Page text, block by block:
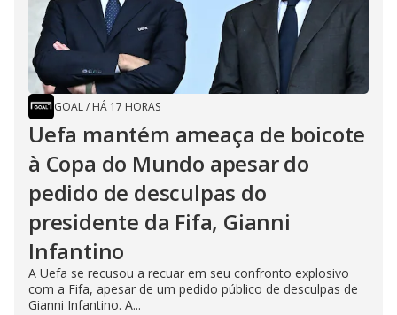
GOAL/ HÁ 17 HORAS
Uefa mantém ameaça de boicote
à Copa do Mundo apesar do
pedido de desculpas do
presidente da Fifa, Gianni
Infantino
A Uefa se recusou a recuar em seu confronto explosivo
com a Fifa, apesar de um pedido público de desculpas de
Gianni Infantino. A...